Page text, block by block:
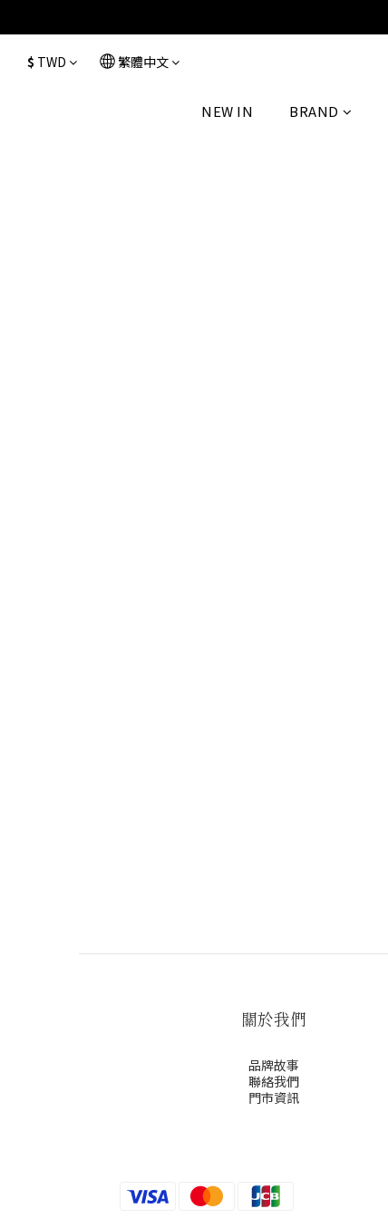
$ TWD 繁體中文
NEW IN BRAND
關於我們
品牌故事
聯絡我們
門市資訊